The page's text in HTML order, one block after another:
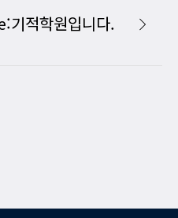
기적학원입니다.